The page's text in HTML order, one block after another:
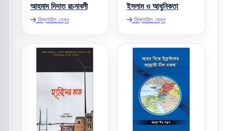
আহমাদ দিদাত রচনাবলী
বিস্তারিত দেখুন
ইসলাম ও আধুনিকতা
বিস্তারিত দেখুন